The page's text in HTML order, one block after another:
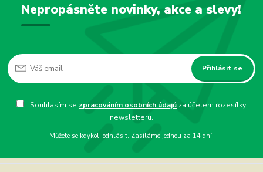
Nepropásněte novinky, akce a slevy!
Přihlásit se
Souhlasím se zpracováním osobních údajů za účelem rozesílky
newsletteru.
Můžete se kdykoli odhlásit. Zasíláme jednou za 14 dní.